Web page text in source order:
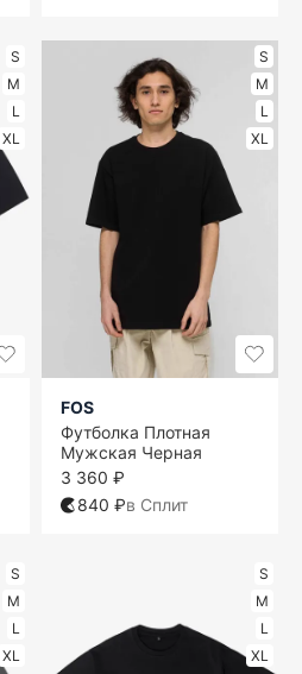
S
M
L
XL
S
M
L
XL
FOS
Футболка Плотная
Мужская Черная
3 360 ₽
840 ₽в Сплит
S
M
L
XL
S
M
L
XL